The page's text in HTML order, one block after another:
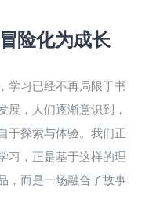
险化为成长​
学习已经不再局限于书
展，人们逐渐意识到，
于探索与体验。我们正
，正是基于这样的理
，而是一场融合了故事